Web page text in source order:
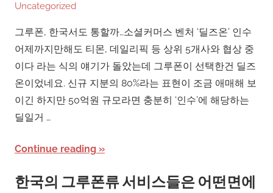
Uncategorized
그루폰, 한국서도 통할까…소셜커머스 벤처 ‘딜즈온’ 인수
어제까지만해도 티몬, 데일리픽 등 상위 5개사와 협상 중
이다 라는 식의 얘기가 돌았는데 그루폰이 선택한건 딜즈
온이었네요. 신규 지분의 80%라는 표현이 조금 애매해 보
이긴 하지만 50억원 규모라면 충분히 ‘인수’에 해당하는
딜일거 …
Continue reading
한국의 그루폰류 서비스들은 어떤면에